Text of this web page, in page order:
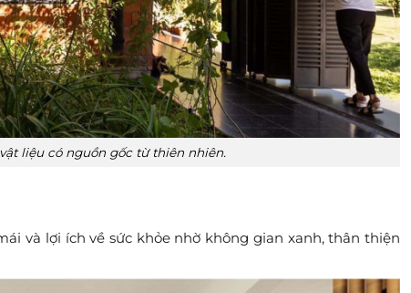
liệu có nguồn gốc từ thiên nhiên.
và lợi ích về sức khỏe nhờ không gian xanh, thân thiện